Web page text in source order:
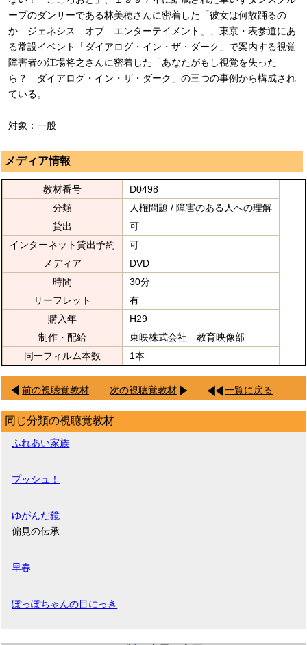
ープのダンサーである林美穂さんに密着した「彼女は何故踊るの
か ジェネシス オブ エンターテイメント」、東京・表参道にあ
る常設イベント「ダイアログ・イン・ザ・ダーク」で案内する視覚
障害者の江場将之さんに密着した「あなたがもし視覚を失った
ら？ ダイアログ・イン・ザ・ダーク」の三つの事例から構成され
ている。
対象：一般
メディア情報
教材番号
D0498
分類
人権問題 / 障害のある人への理解
貸出
可
インターネット貸出予約
可
メディア
DVD
時間
30分
リーフレット
有
購入年
H29
制作・配給
東映株式会社 教育映像部
同一フィルム本数
1本
前の視聴覚教材 次の視聴覚教材 一覧に戻る
同じ分類の視聴覚教材
ふれあい家族
プッシュ！
ゆがんだ鏡
偏見の伝承
早春
ぽっぽちゃんの目にっき